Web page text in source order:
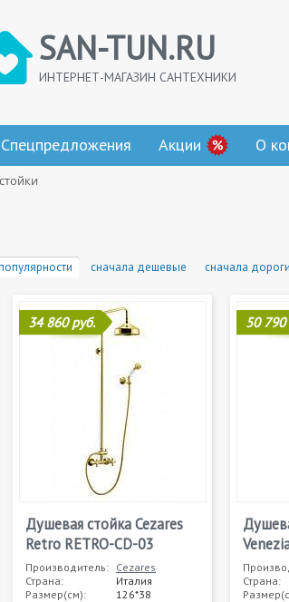
SAN-TUN.RU
ИНТЕРНЕТ-МАГАЗИН САНТЕХНИКИ
Спецпредложения Акции О
сначала дешевые сначала
34 860 руб.
Душевая стойка Cezares
Retro RETRO-CD-03
Производитель: Cezares
Страна:
Италия
Размер(см):
126*38
50 790
Страна: